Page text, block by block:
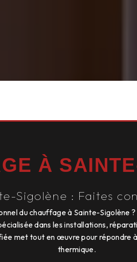
À
Sigolène : Faites
du chauffage à Sainte-Sigolène
dans les installations,
met tout en œuvre pour répondre
thermique.